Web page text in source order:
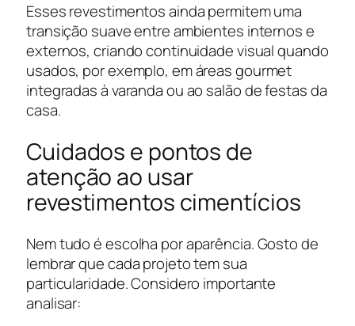
Esses revestimentos ainda permitem uma
transição suave entre ambientes internos e
externos, criando continuidade visual quando
usados, por exemplo, em áreas gourmet
integradas à varanda ou ao salão de festas da
casa.
Cuidados e pontos de
atenção ao usar
revestimentos cimentícios
Nem tudo é escolha por aparência. Gosto de
lembrar que cada projeto tem sua
particularidade. Considero importante
analisar: